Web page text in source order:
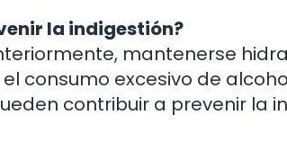
la indigestión?
mantenerse
consumo excesivo de
contribuir a prevenir la